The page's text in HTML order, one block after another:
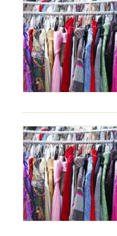
90 -
Choisir
Mon email